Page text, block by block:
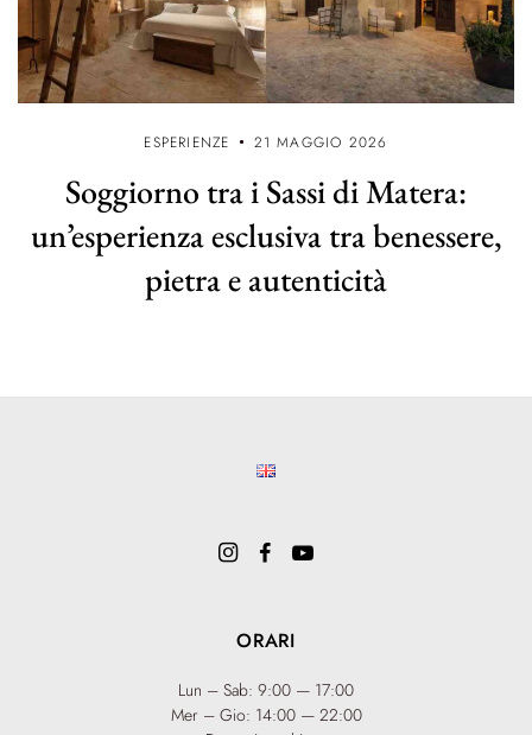
ESPERIENZE 21 MAGGIO 2026
Soggiorno tra i Sassi di Matera:
un’esperienza esclusiva tra benessere,
pietra e autenticità
ORARI
Lun – Sab: 9:00 — 17:00
Mer – Gio: 14:00 — 22:00